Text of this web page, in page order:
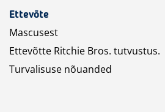
Ettevõte
Mascusest
Ettevõtte Ritchie Bros. tutvustus.
Turvalisuse nõuanded